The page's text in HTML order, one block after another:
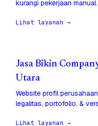
kurangi pekerjaan manual.
Lihat layanan →
Jasa Bikin
Utara
Website profil
legalitas, portofolio, &
Lihat layanan →